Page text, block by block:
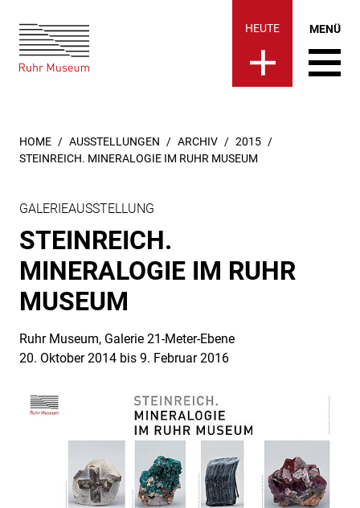
HEUTE MENÜ
SIE SIND HIER:
HOME AUSSTELLUNGEN ARCHIV
2015
STEINREICH. MINERALOGIE IM RUHR MUSEUM
GALERIEAUSSTELLUNG
STEINREICH.
MINERALOGIE IM RUHR
MUSEUM
Ruhr Museum, Galerie 21-Meter-Ebene
20. Oktober 2014 bis 9. Februar 2016